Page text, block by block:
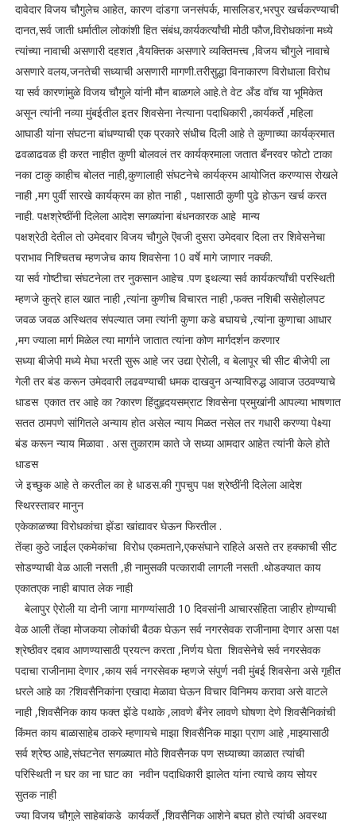
दावेदार विजय चौगुलेच आहेत, कारण दांडगा जनसंपर्क, मासलिडर,भरपुर खर्चकरण्याची
दानत,सर्व जाती धर्मातील लोकांशी हित संबंध,कार्यकर्त्यांची मोठी फौज,विरोधकांना मध्ये
त्यांच्या नावाची असणारी दहशत ,वैयक्तिक असणारे व्यक्तिमत्त्व ,विजय चौगुले नावाचे
असणारे वलय,जनतेची सध्याची असणारी मागणी.तरीसुद्धा विनाकारण विरोधाला विरोध
या सर्व कारणांमुळे विजय चौगुले यांनी मौन बाळगले आहे.ते वेट अँड वॉच या भूमिकेत
असून त्यांनी नव्या मुंबईतील इतर शिवसेना नेत्याना पदाधिकारी ,कार्यकर्ते ,महिला
आघाडी यांना संघटना बांधण्याची एक प्रकारे संधीच दिली आहे ते कुणाच्या कार्यक्रमात
ढवळाढवळ ही करत नाहीत कुणी बोलवलं तर कार्यक्रमाला जतात बँनरवर फोटो टाका
नका टाकु काहीच बोलत नाही,कुणालाही संघटनेचे कार्यक्रम आयोजित करण्यास रोखले
नाही ,मग पुर्वी सारखे कार्यक्रम का होत नाही , पक्षासाठी कुणी पुढे होऊन खर्च करत
नाही. पक्षश्रेष्ठींनी दिलेला आदेश सगळ्यांना बंधनकारक आहे मान्य
पक्षश्रेठी देतील तो उमेदवार विजय चौगुले ऎवजी दुसरा उमेदवार दिला तर शिवेसनेचा
पराभाव निश्चितच म्हणजेच काय शिवसेना 10 वर्षे मागे जाणार नक्की.
या सर्व गोष्टीचा संघटनेला तर नुकसान आहेच .पण इथल्या सर्व कार्यकर्त्यांची परस्थिती
म्हणजे कुत्रे हाल खात नाही ,त्यांना कुणीच विचारत नाही ,फक्त नशिबी ससेहोलपट
जवळ जवळ अस्थितव संपल्यात जमा त्यांनी कुणा कडे बघायचे ,त्यांना कुणाचा आधार
,मग ज्याला मार्ग मिळेल त्या मार्गाने जातात त्यांना कोण मार्गदर्शन करणार
सध्या बीजेपी मध्ये मेघा भरती सुरू आहे जर उद्या ऐरोली, व बेलापूर ची सीट बीजेपी ला
गेली तर बंड करून उमेदवारी लढवण्याची धमक दाखवुन अन्याविरुद्ध आवाज उठवण्याचे
धाडस एकात तर आहे का ?कारण हिंदुहृदयसम्राट शिवसेना प्रमुखांनी आपल्या भाषणात
सतत ठामपणे सांगितले अन्याय होत असेल न्याय मिळत नसेल तर गधारी करण्या पेक्ष्या
बंड करून न्याय मिळावा . अस तुकाराम काते जे सध्या आमदार आहेत त्यांनी केले होते
धाडस
जे इच्छुक आहे ते करतील का हे धाडस.की गुपचुप पक्ष श्रेष्ठींनी दिलेला आदेश
स्थिरस्तावर मानुन
एकेकाळच्या विरोधकांचा झेंडा खांद्यावर घेऊन फिरतील .
तेंव्हा कुठे जाईल एकमेकांचा विरोध एकमताने,एकसंघाने राहिले असते तर हक्काची सीट
सोडण्याची वेळ आली नसती ,ही नामुसकी पत्कारावी लागली नसती .थोडक्यात काय
एकातएक नाही बापात लेक नाही
बेलापुर ऐरोली या दोनी जागा मागण्यांसाठी 10 दिवसांनी आचारसंहिता जाहीर होण्याची
वेळ आली तेंव्हा मोजकया लोकांची बैठक घेऊन सर्व नगरसेवक राजीनामा देणार असा पक्ष
श्रेष्ठीवर दबाव आणण्यासाठी प्रयत्न करता ,निर्णय घेता शिवसेनेचे सर्व नगरसेवक
पदाचा राजीनामा देणार ,काय सर्व नगरसेवक म्हणजे संपुर्ण नवी मुंबई शिवसेना असे गृहीत
धरले आहे का ?शिवसैनिकांना एखादा मेळावा घेऊन विचार विनिमय करावा असे वाटले
नाही ,शिवसैनिक काय फक्त झेंडे पथाके ,लावणे बँनेर लावणे घोषणा देणे शिवसैनिकांची
किंमत काय बाळासाहेब ठाकरे म्हणायचे माझा शिवसैनिक माझा प्राण आहे ,माझ्यासाठी
सर्व श्रेष्ठ आहे,संघटनेत सगळ्यात मोठे शिवसैनक पण सध्याच्या काळात त्यांची
परिस्थिती न घर का ना घाट का नवीन पदाधिकारी झालेत यांना त्याचे काय सोयर
सुतक नाही
ज्या विजय चौगुले साहेबांकडे कार्यकर्ते ,शिवसैनिक आशेने बघत होते त्यांची अवस्था